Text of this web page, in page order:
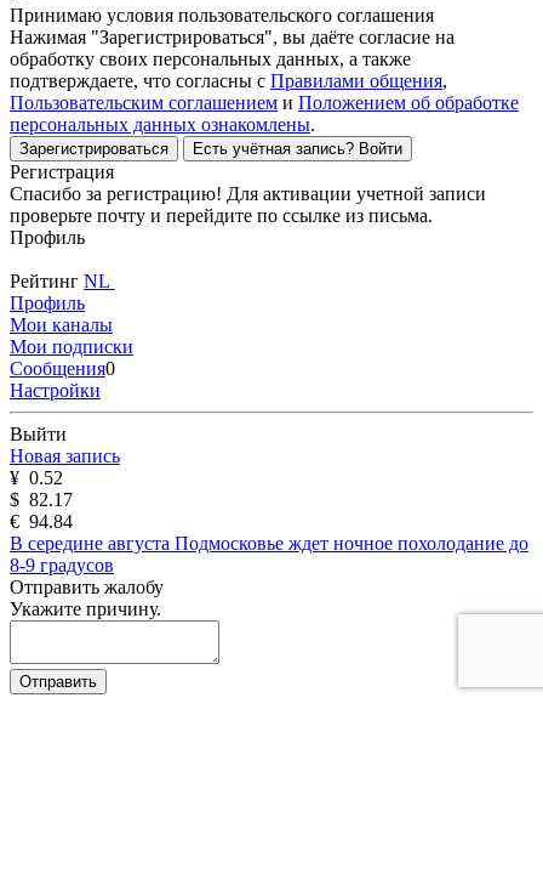
Принимаю условия пользовательского соглашения
Нажимая "Зарегистрироваться", вы даёте согласие на
обработку своих персональных данных, а также
подтверждаете, что согласны с Правилами общения,
Пользовательским соглашением и Положением об обработке
персональных данных ознакомлены.
Зарегистрироваться Есть учётная запись? Войти
Регистрация
Спасибо за регистрацию! Для активации учетной записи
проверьте почту и перейдите по ссылке из письма.
Профиль
Рейтинг NL
Профиль
Мои каналы
Мои подписки
Сообщения0
Настройки
Выйти
Новая запись
¥ 0.52
$ 82.17
€ 94.84
В середине августа Подмосковье ждет ночное похолодание до
8-9 градусов
Отправить жалобу
Укажите причину.
Отправить